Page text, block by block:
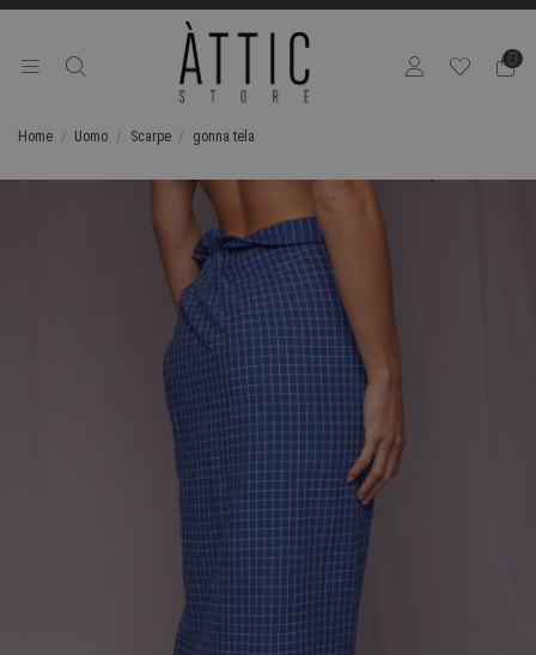
0
Home Uomo Scarpe gonna tela